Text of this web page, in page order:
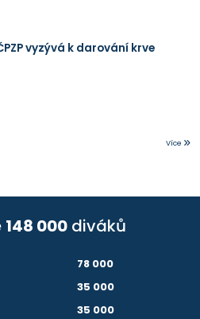
vyzývá k darování krve
Více
148 000 diváků
78 000
35 000
35 000